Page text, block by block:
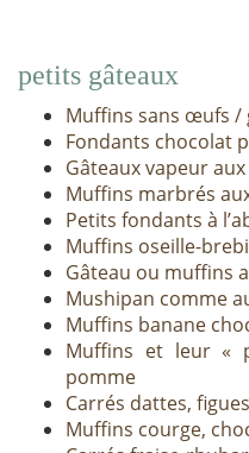
petits gâteaux
Muffins sans œufs /
Fondants chocolat
Gâteaux vapeur
Muffins marbrés
Petits fondants à
Muffins oseille-
Gâteau ou muffins
Mushipan comme
Muffins banane
Muffins et leur «
pomme
Carrés dattes,
Muffins courge,